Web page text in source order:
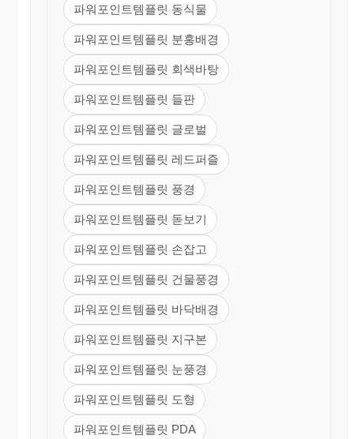
파워포인트템플릿 동식물
파워포인트템플릿 분홍배경
파워포인트템플릿 회색바탕
파워포인트템플릿 들판
파워포인트템플릿 글로벌
파워포인트템플릿 레드퍼즐
파워포인트템플릿 풍경
파워포인트템플릿 돋보기
파워포인트템플릿 손잡고
파워포인트템플릿 건물풍경
파워포인트템플릿 바닥배경
파워포인트템플릿 지구본
파워포인트템플릿 눈풍경
파워포인트템플릿 도형
파워포인트템플릿 PDA